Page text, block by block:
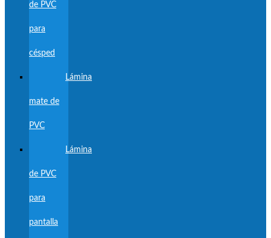
de PVC
para
césped
Lámina
mate de
PVC
Lámina
de PVC
para
pantalla